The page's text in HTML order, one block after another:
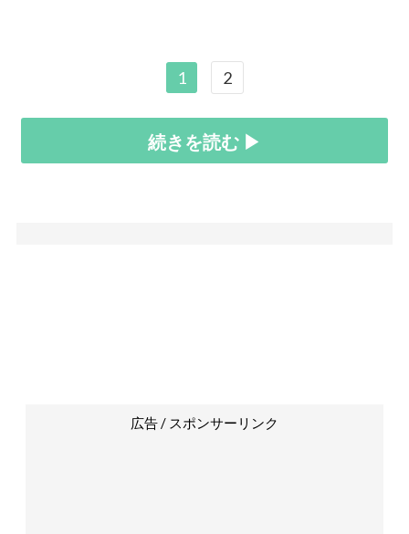
1 2
続きを読む ▶
広告 / スポンサーリンク